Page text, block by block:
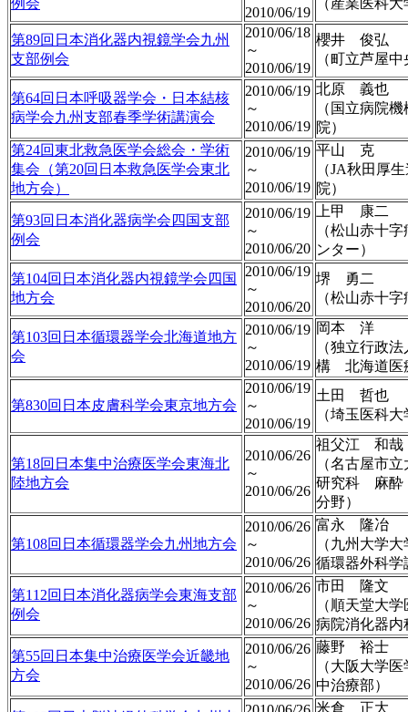
例会
2010/06/19
（産業医科
第89回日本消化器内視鏡学会九州
支部例会
2010/06/18
～
2010/06/19
櫻井 俊弘
（町立芦屋
第64回日本呼吸器学会・日本結核
病学会九州支部春季学術講演会
2010/06/19
～
2010/06/19
北原 義也
（国立病院
院）
第24回東北救急医学会総会・学術
集会（第20回日本救急医学会東北
地方会）
2010/06/19
～
2010/06/19
平山 克
（JA秋田厚
院）
第93回日本消化器病学会四国支部
例会
2010/06/19
～
2010/06/20
上甲 康二
（松山赤十
ンター）
第104回日本消化器内視鏡学会四国
地方会
2010/06/19
～
2010/06/20
堺 勇二
（松山赤十
第103回日本循環器学会北海道地方
会
2010/06/19
～
2010/06/19
岡本 洋
（独立行政
構 北海道医
第830回日本皮膚科学会東京地方会
2010/06/19
～
2010/06/19
土田 哲也
（埼玉医科
第18回日本集中治療医学会東海北
陸地方会
2010/06/26
～
2010/06/26
祖父江 和哉
（名古屋市
研究科 麻酔
分野）
第108回日本循環器学会九州地方会
2010/06/26
～
2010/06/26
富永 隆冶
（九州大学
循環器外科学
第112回日本消化器病学会東海支部
例会
2010/06/26
～
2010/06/26
市田 隆文
（順天堂大
病院消化器内
第55回日本集中治療医学会近畿地
方会
2010/06/26
～
2010/06/26
藤野 裕士
（大阪大学
中治療部）
米倉 正大